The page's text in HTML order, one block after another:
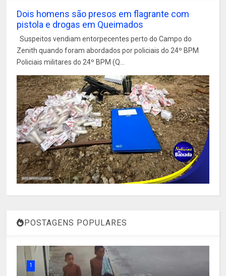
Dois homens são presos em flagrante com
pistola e drogas em Queimados
Suspeitos vendiam entorpecentes perto do Campo do
Zenith quando foram abordados por policiais do 24º BPM
Policiais militares do 24º BPM (Q...
POSTAGENS POPULARES
1